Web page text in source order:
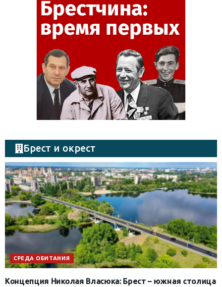
Брест и окрест
СРЕДА ОБИТАНИЯ
Концепция Николая Власюка: Брест – южная столица